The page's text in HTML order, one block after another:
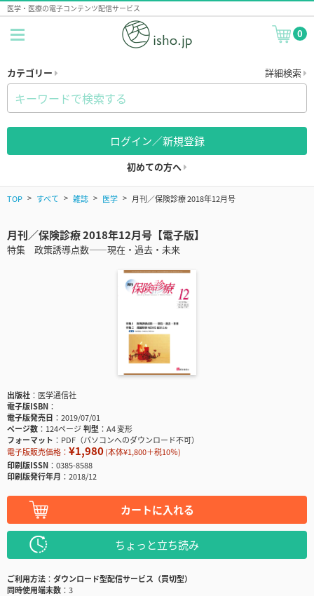
医学・医療の電子コンテンツ配信サービス
0
カテゴリー 詳細検索
ログイン／新規登録
初めての方へ
TOP すべて 雑誌 医学 月刊／保険診療 2018年12月号
月刊／保険診療 2018年12月号【電子版】
特集 政策誘導点数――現在・過去・未来
出版社
医学通信社
電子版ISBN
電子版発売日
2019/07/01
ページ数
124ページ判型
A4 変形
フォーマット
PDF（パソコンへのダウンロード不可）
電子版販売価格： ¥1,980(本体¥1,800＋税10％)
印刷版ISSN
0385-8588
印刷版発行年月
2018/12
カートに入れる
ちょっと立ち読み
ご利用方法
ダウンロード型配信サービス（買切型）
同時使用端末数
3